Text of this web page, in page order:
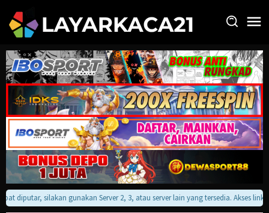
konten
diputar, silakan gunakan Server 2, 3, atau server lain yang tersedia. Akses